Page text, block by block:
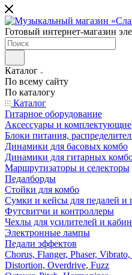
Готовый интернет-магазин
Каталог
По всему сайту
По каталогу
Каталог
Гитарное оборудование
Аксессуары и комплектующие
Блоки питания,
Динамики для басовых комбо
Динамики для гитарных
Маршрутизаторы и селекторы
Педалборды
Стойки для комбо
Сумки и кейсы для педалей и
Футсвитчи и контроллеры
Чехлы для усилителей и
Электронные лампы
Педали эффектов
Chorus, Flanger, Phaser,
Distortion, Overdrive, Fuzz